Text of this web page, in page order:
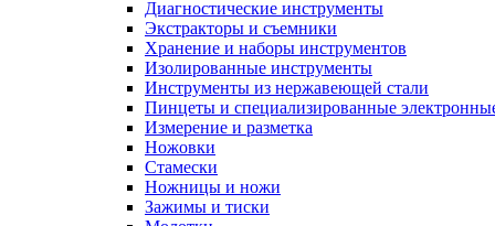
Диагностические инструменты
Экстракторы и съемники
Хранение и наборы инструментов
Изолированные инструменты
Инструменты из нержавеющей стали
Пинцеты и специализированные
Измерение и разметка
Ножовки
Стамески
Ножницы и ножи
Зажимы и тиски